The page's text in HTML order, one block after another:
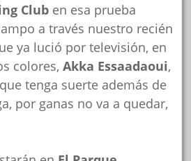
Club en esa prueba
a través nuestro recién
ya lució por televisión, en
colores,Akka Essaadaoui,
tenga suerte además de
por ganas no va a quedar,